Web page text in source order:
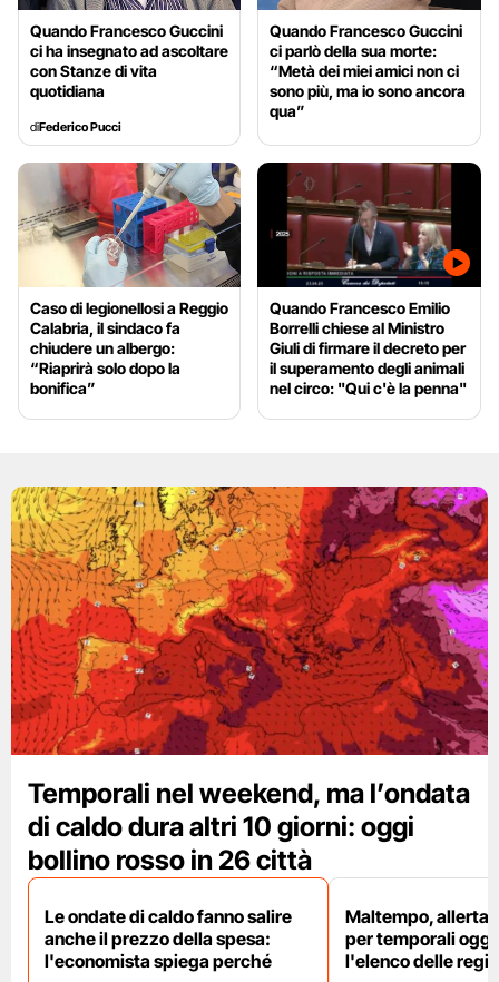
Quando Francesco Guccini
ci ha insegnato ad ascoltare
con Stanze di vita
quotidiana
diFederico Pucci
Quando Francesco Guccini
ci parlò della sua morte:
“Metà dei miei amici non ci
sono più, ma io sono ancora
qua”
Caso di legionellosi a Reggio
Calabria, il sindaco fa
chiudere un albergo:
“Riaprirà solo dopo la
bonifica”
Quando Francesco Emilio
Borrelli chiese al Ministro
Giuli di firmare il decreto per
il superamento degli animali
nel circo: "Qui c'è la penna"
Temporali nel weekend, ma l’ondata
di caldo dura altri 10 giorni: oggi
bollino rosso in 26 città
Le ondate di caldo fanno salire
anche il prezzo della spesa:
l'economista spiega perché
Maltempo, allerta
per temporali oggi
l'elenco delle